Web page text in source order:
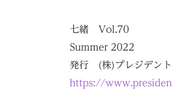
七緒 Vol.70
Summer 2022
発行 (株)プレジデン
https://